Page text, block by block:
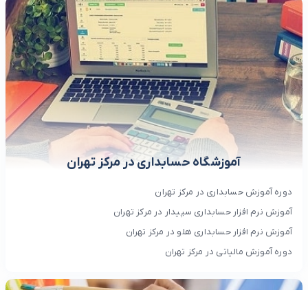
آموزشگاه حسابداری در مرکز تهران
دوره آموزش حسابداری در مرکز تهران
آموزش نرم افزار حسابداری سپیدار در مرکز تهران
آموزش نرم افزار حسابداری هلو در مرکز تهران
دوره آموزش مالیاتی در مرکز تهران